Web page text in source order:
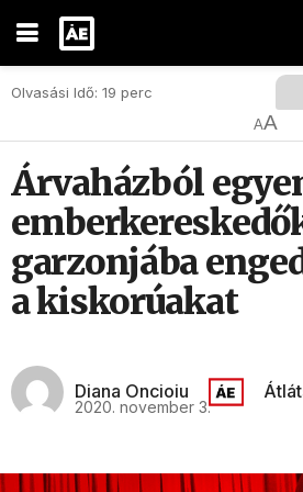
Olvasási Idő: 19 perc
AA
Árvaházból
garzonjába
a kiskorúakat
Diana Oncioiu
2020. november 3.